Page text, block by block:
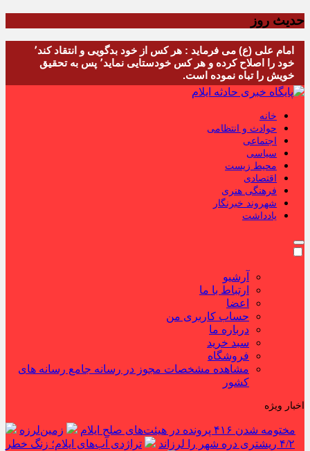
حدیث روز
امام علی (ع) می فرماید : هر کس از خود بدگویی و انتقاد کند٬
خود را اصلاح کرده و هر کس خودستایی نماید٬ پس به تحقیق
خویش را تباه نموده است.
خانه
حوادث و انتظامی
اجتماعی
سیاسی
محیط زیست
اقتصادی
فرهنگی هنری
شهروند خبرنگار
یادداشت
آرشیو
ارتباط با ما
اعضا
حساب کاربری من
درباره ما
سبد خرید
فروشگاه
مشاهده مشخصات مجوز در رسانه جامع رسانه های
کشور
اخبار ویژه
مختومه شدن ۴۱۶ پرونده در هیئت‌های صلح ایلام
زمین‌لرزه
۴/۲ ریشتری دره شهر را لرزاند
تراژدی آب‌های ایلام؛ زنگ خطر